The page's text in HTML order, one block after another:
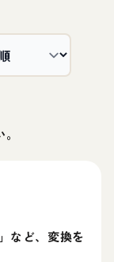
など、変換を